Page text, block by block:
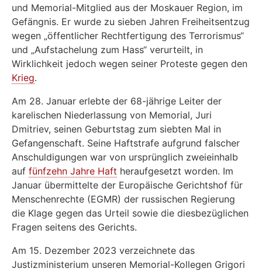
und Memorial-Mitglied aus der Moskauer Region, im
Gefängnis. Er wurde zu sieben Jahren Freiheitsentzug
wegen „öffentlicher Rechtfertigung des Terrorismus“
und „Aufstachelung zum Hass“ verurteilt, in
Wirklichkeit jedoch wegen seiner Proteste gegen den
Krieg.
Am 28. Januar erlebte der 68-jährige Leiter der
karelischen Niederlassung von Memorial, Juri
Dmitriev, seinen Geburtstag zum siebten Mal in
Gefangenschaft. Seine Haftstrafe aufgrund falscher
Anschuldigungen war von ursprünglich zweieinhalb
auf fünfzehn Jahre Haft heraufgesetzt worden. Im
Januar übermittelte der Europäische Gerichtshof für
Menschenrechte (EGMR) der russischen Regierung
die Klage gegen das Urteil sowie die diesbezüglichen
Fragen seitens des Gerichts.
Am 15. Dezember 2023 verzeichnete das
Justizministerium unseren Memorial-Kollegen Grigori